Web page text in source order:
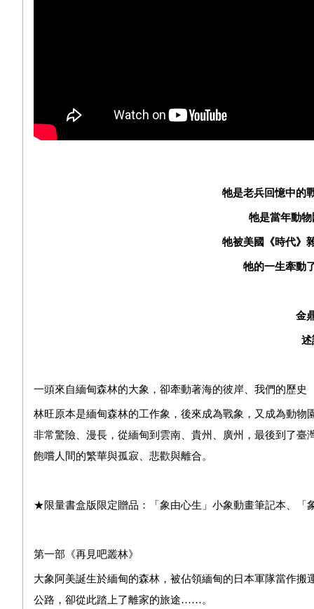
牠是老兵回憶中的
牠是當年動物
牠被美國《時代》
牠的一生牽動
金
述
一頭來自緬甸森林的大象，卻牽動著海的彼岸、我們的歷史
林旺原本是緬甸森林的工作象，後來成為戰象，又成為動
非常驚險、漫長，從緬甸到雲南、貴州、廣州，最後到了臺
飽嚐人間的繁華與孤寂、悲歡與離合。
★限量書盒版限定贈品：「象由心生」小象動畫筆記本、「
第一部《再見吧叢林》
大象阿美誕生於緬甸的森林，被佔領緬甸的日本軍隊當作
公路，卻從此踏上了離家的旅途……。